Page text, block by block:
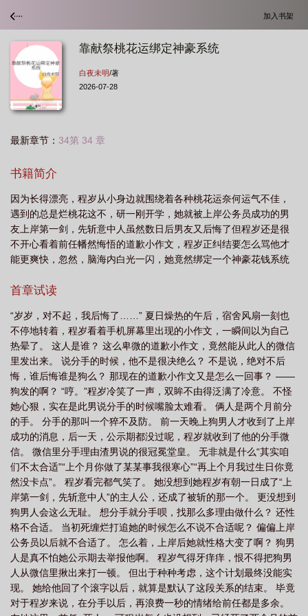
加入书架
靠献祭桃花运绑定神豪系统
白夜未明/著
2026-07-28
最新章节： 34第 34 章
书籍简介
因为长得漂亮，程岁从小身边就围绕着各种桃花运奈何运气不佳，
遇到的总是烂桃花这不，研一刚开学，她就被上岸公务员成功的男
友上岸第一剑，先斩意中人虽然数日后男友又后悔了但程岁还是很
不开心看着前任幡然悔悟的道歉小作文，程岁正纠结要怎么骂他才
能更爽快，忽然，脑海内白光一闪，她竟然绑定一个神豪花钱系统
键差点儿按烂掉的时候，伴随着一个简单粗暴的拉黑前任，银行卡
一万块程岁：这还不简单？于是飞快给自己安排了一个新款苹果手
机程岁拿着渣前任换的新手机心里美滋滋的想，一个烂男人换一万
块，这买卖就算只能做一笔也值；不成想这天以后，她遇到的所有
桃花运竟然都能在系统那儿换成钱程岁：#觉醒了，猎杀时刻！##都
让开，没有男人能阻止我赚钱#—程岁就这样过上了富婆生活，直到
钱越来越多，她好奇问了系统一句：“系统，我献祭的桃花运都去了
哪里？”系统第一次喉头哽住：“额……当然是去了缺桃花的人那
里。”程岁：？？？二十七岁就跻身华国福布斯排行榜的江衍被誉为
华国最值钱的男人，几乎每小时就要进账超过百万美金；作为人尽
皆知的工作狂，江衍平日里最为人所诟病的就是他的感情状况接近
三十岁的他竟然从未传过一次绯闻，简直就是一个恋爱绝缘体；在
江衍心中，利益第一，公司第二，爱情？爱情值多少美金？直到有
一天，也许是老天都看不过去，给他绑定了一个桃花运系统，不由
分说扣他的钱然后送他桃花运如果是正经桃花运也就算了，江衍勉
强还能理解送些男人给他是怎么回事？江衍对这件事起了疑心，通
过暗中调查，他锁定了一个叫做程岁的女孩；如果他没猜错，他用
钱换来的桃花运，都是属于这个女孩儿的一开始的江衍：“哪里来的
妖怪？眼光还这么差，竟招惹一些渣男。”后来的江衍：“岁岁今天只
花了五十万，是有什么心事吗？”——神豪爽文，日常轻松搞笑流有
感情线，文中会出现大量品牌，跟现实可能有差距，一切为剧情服
首章试读
“岁岁，对不起，我后悔了……” 夏日燥热的午后，宿舍风扇一刻也
不停地转着，程岁看着手机屏幕里出现的小作文，一瞬间以为自己
热晕了。 这人是谁？ 这么卑微的道歉小作文，竟然能从此人的微信
里发出来。 说分手的时候，他不是很决绝么？ 不是说，绝对不后
悔，谁后悔谁是狗么？ 那现在的道歉小作文又是怎么一回事？ ——
狗发的啊？ “哼。”程岁冷笑了一声，双眸不由得泛满了冷意。 不怪
她心狠，实在是此男说分手的时候嘴脸太难看。 俩人是两个月前分
的手。 分手的那叫一个猝不及防。 前一天晚上狗男人才收到了上岸
成功的消息，后一天，公示期都没过呢，程岁就收到了他的分手微
信。 微信里分手理由渣男说的很冠冕堂皇。 无非就是什么“其实咱
们不太合适”“上个月你做了某某事我很寒心”“再上个月我过生日你竟
然没卡点”。 程岁看完都气笑了。 她没想到她程岁有朝一日成了“上
岸第一剑，先斩意中人”的主人公，还成了被斩的那一个。 更没想到
狗男人会这么无耻。 想分手就分手呗，找那么多理由做什么？ 还性
格不合适。 当初死缠烂打追她的时候怎么不说不合适呢？ 偏偏上岸
公务员以后就不合适了。 怎么着，上岸后她就性格大变了啊？ 狗男
人是真不怕她公示期去举报他啊。 程岁气得牙痒痒，恨不得把狗男
人从微信里揪出来打一顿。 但出于种种考虑，这个计划最终没能实
现。 她给他回了个滚字以后，就算是默认了这段关系的结束。 毕竟
对于程岁来说，在分手以后，再浪费一秒的情绪给前任都是多余。